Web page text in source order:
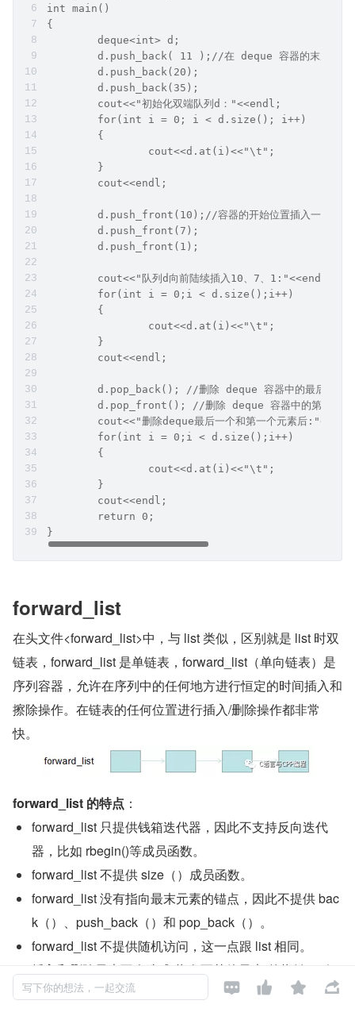
int main()
{
	deque<int> d;
d.push_back( 11 );//在 deque 容器的末尾添加
	d.push_back(20);
	d.push_back(35);
	cout<<"初始化双端队列d："<<endl;
	for(int i = 0; i < d.size(); i++)
	{
		cout<<d.at(i)<<"\t";
	}
	cout<<endl;
d.push_front(10);//容器的开始位置插入一个新的
	d.push_front(7);
	d.push_front(1);
	cout<<"队列d向前陆续插入10、7、1:"<<endl;
	for(int i = 0;i < d.size();i++)
	{
		cout<<d.at(i)<<"\t";
	}
	cout<<endl;
d.pop_back(); //删除 deque 容器中的最后一个元
d.pop_front(); //删除 deque 容器中的第一个元
cout<<"删除deque最后一个和第一个元素后
	for(int i = 0;i < d.size();i++)
	{
		cout<<d.at(i)<<"\t";
	}
	cout<<endl;
	return 0;
}
forward_list
在头文件<forward_list>中，与 list 类似，区别就是 list 时双
链表，forward_list 是单链表，forward_list（单向链表）是
序列容器，允许在序列中的任何地方进行恒定的时间插入和
擦除操作。在链表的任何位置进行插入/删除操作都非常
快。
forward_list 的特点 ：
forward_list 只提供钱箱迭代器，因此不支持反向迭代
器，比如 rbegin()等成员函数。
forward_list 不提供 size（）成员函数。
forward_list 没有指向最末元素的锚点，因此不提供 bac
k（）、push_back（）和 pop_back（）。
forward_list 不提供随机访问，这一点跟 list 相同。
插入和删除元素不会造成“指向至其他元素”的指针，引
用和迭代器失效。
写下你的想法，一起交流    